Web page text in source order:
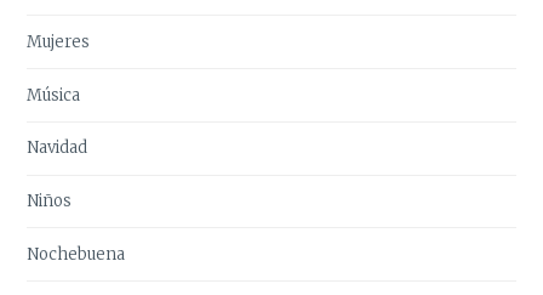
Mujeres
Música
Navidad
Niños
Nochebuena